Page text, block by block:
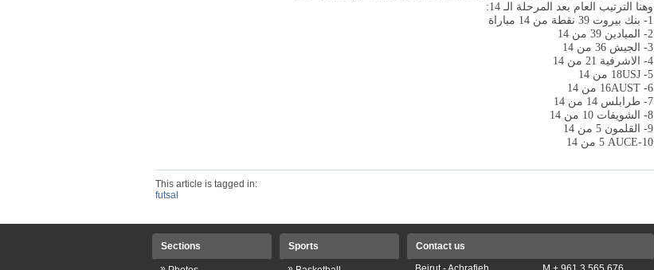
وهنا الترتيب العام بعد المرحلة الـ 14:
1- بنك بيروت 39 نقطة من 14 مباراة
2- الميادين 39 من 14
3- الجيش 36 من 14
4- الاشرفية 21 من 14
5-
USJ18 من 14
6-
AUST16 من 14
7- طرابلس 14 من 14
8- الشويفات 10 من 14
9- القلمون 5 من 14
10-
AUCE
This article is tagged in:
futsal
Sections
Sports
Contact us